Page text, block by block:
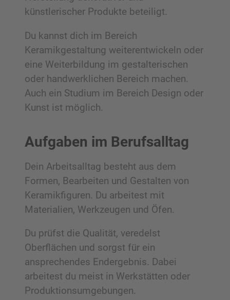
künstlerischer Produkte beteiligt.
Du kannst dich im Bereich
Keramikgestaltung weiterentwickeln oder
eine Weiterbildung im gestalterischen
oder handwerklichen Bereich machen.
Auch ein Studium im Bereich Design oder
Kunst ist möglich.
Aufgaben im Berufsalltag
Dein Arbeitsalltag besteht aus dem
Formen, Bearbeiten und Gestalten von
Keramikfiguren. Du arbeitest mit
Materialien, Werkzeugen und Öfen.
Du prüfst die Qualität, veredelst
Oberflächen und sorgst für ein
ansprechendes Endergebnis. Dabei
arbeitest du meist in Werkstätten oder
Produktionsumgebungen.